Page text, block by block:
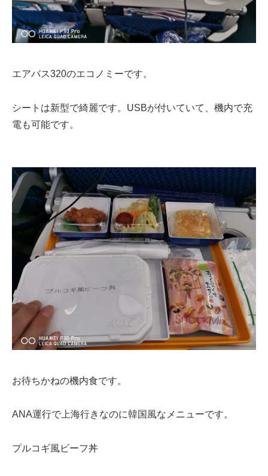
エアバス320のエコノミーです。
シートは新型で綺麗です。USBが付いていて、機内で充
電も可能です。
お待ちかねの機内食です。
ANA運行で上海行きなのに韓国風なメニューです。
プルコギ風ビーフ丼